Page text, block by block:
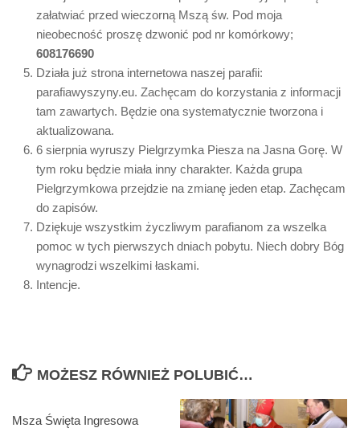
załatwiać przed wieczorną Mszą św. Pod moja
nieobecność proszę dzwonić pod nr komórkowy;
608176690
Działa już strona internetowa naszej parafii:
parafiawyszyny.eu. Zachęcam do korzystania z informacji
tam zawartych. Będzie ona systematycznie tworzona i
aktualizowana.
6 sierpnia wyruszy Pielgrzymka Piesza na Jasna Gorę. W
tym roku będzie miała inny charakter. Każda grupa
Pielgrzymkowa przejdzie na zmianę jeden etap. Zachęcam
do zapisów.
Dziękuje wszystkim życzliwym parafianom za wszelka
pomoc w tych pierwszych dniach pobytu. Niech dobry Bóg
wynagrodzi wszelkimi łaskami.
Intencje.
MOŻESZ RÓWNIEŻ POLUBIĆ…
Msza Święta Ingresowa